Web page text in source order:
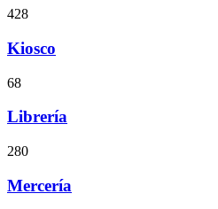
428
Kiosco
68
Librería
280
Mercería